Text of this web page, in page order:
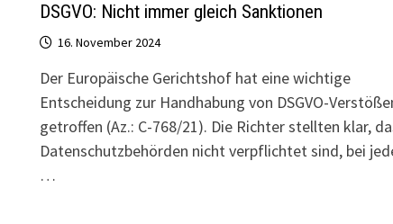
DSGVO: Nicht immer gleich Sanktionen
16. November 2024
Der Europäische Gerichtshof hat eine wichtige
Entscheidung zur Handhabung von DSGVO-
getroffen (Az.: C-768/21). Die Richter stellten klar,
Datenschutzbehörden nicht verpflichtet sind, bei
…